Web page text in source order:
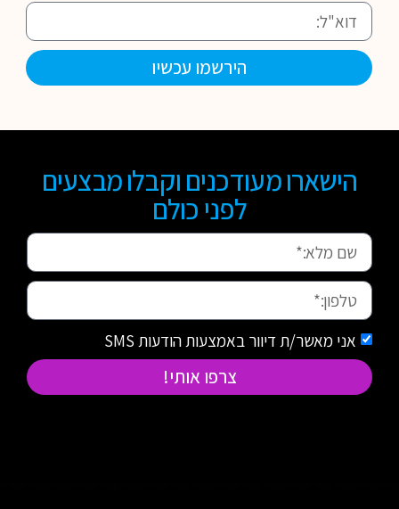
הירשמו עכשיו
הישארו מעודכנים וקבלו מבצעים
לפני כולם
אני מאשר/ת דיוור באמצעות הודעות SMS
צרפו אותי!